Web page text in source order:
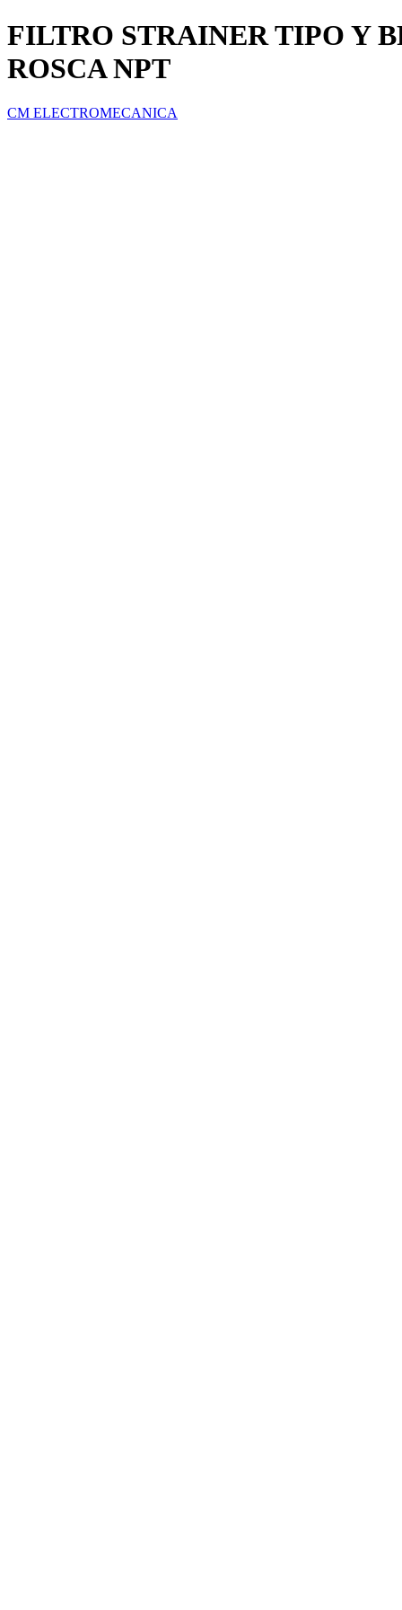
FILTRO STRAINER TIPO Y
ROSCA NPT
CM ELECTROMECANICA